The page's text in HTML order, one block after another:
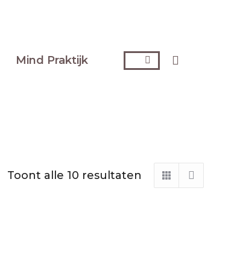
Mind Praktijk Zoeken:
Toont alle 10 resultaten Gesorteerd
op